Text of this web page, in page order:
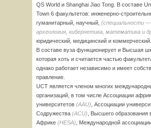
QS World и Shanghai Jiao Tong. В составе
Town 6 факультетов: инженерно-
гуманитарный, научный, (специальности
археология, кибернетика, математика и
юридический, медицинский и коммерческий.
В составе вуза функционирует и Высшая
которая хоть и считается частью
однако работает независимо и имеет
правление.
UCT является членом многих
организаций, в том числе Ассоциации
университетов (AAU) , Ассоциации
Содружества (ACU) , Высшего
Африке (HESA) , Международной